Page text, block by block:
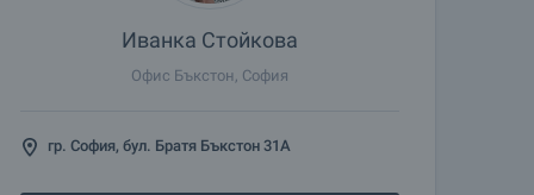
Иванка Стойкова
Офис Бъкстон, София
гр. София, бул. Братя Бъкстон 31А